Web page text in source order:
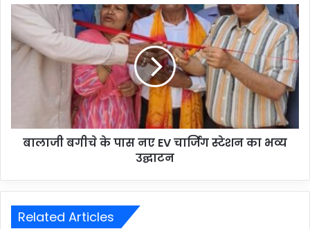
बालाजी बगीचे के पास नए EV चार्जिंग स्टेशन का भव्य
उद्घाटन
Related Articles